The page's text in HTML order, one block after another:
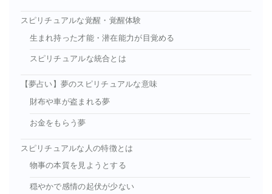
スピリチュアルな覚醒・覚醒体験
生まれ持った才能・潜在能力が目覚める
スピリチュアルな統合とは
【夢占い】夢のスピリチュアルな意味
財布や車が盗まれる夢
お金をもらう夢
スピリチュアルな人の特徴とは
物事の本質を見ようとする
穏やかで感情の起伏が少ない